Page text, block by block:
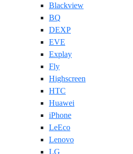
Blackview
BQ
DEXP
EVE
Explay
Fly
Highscreen
HTC
Huawei
iPhone
LeEco
Lenovo
LG